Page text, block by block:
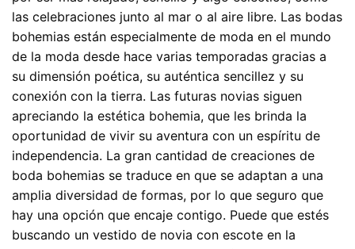
las celebraciones junto al mar o al aire libre. Las bodas
bohemias están especialmente de moda en el mundo
de la moda desde hace varias temporadas gracias a
su dimensión poética, su auténtica sencillez y su
conexión con la tierra. Las futuras novias siguen
apreciando la estética bohemia, que les brinda la
oportunidad de vivir su aventura con un espíritu de
independencia. La gran cantidad de creaciones de
boda bohemias se traduce en que se adaptan a una
amplia diversidad de formas, por lo que seguro que
hay una opción que encaje contigo. Puede que estés
buscando un vestido de novia con escote en la